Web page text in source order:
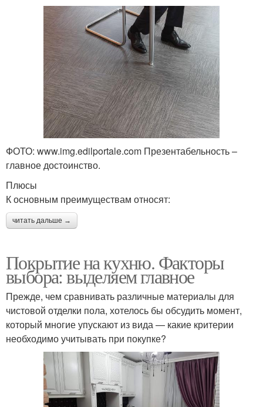
Кварцвиниловая плитка Плитка из резины
Самоклеющаяся плитка
ФОТО: www.img.edilportale.com Презентабельность –
главное достоинство.
Плюсы
К основным преимуществам относят:
читать дальше →
Покрытие на кухню. Факторы
выбора: выделяем главное
Прежде, чем сравнивать различные материалы для
чистовой отделки пола, хотелось бы обсудить момент,
который многие упускают из вида — какие критерии
необходимо учитывать при покупке?